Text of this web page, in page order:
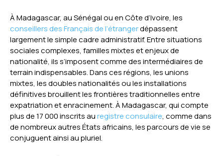
À Madagascar, au Sénégal ou en Côte d’Ivoire, les
conseillers des Français de l’étrangerdépassent
largement le simple cadre administratif. Entre situations
sociales complexes, familles mixtes et enjeux de
nationalité, ils s’imposent comme des intermédiaires de
terrain indispensables. Dans ces régions, les unions
mixtes, les doubles nationalités ou les installations
définitives brouillent les frontières traditionnelles entre
expatriation et enracinement. À Madagascar, qui compte
plus de 17 000 inscrits auregistre consulaire, comme dans
de nombreux autres États africains, les parcours de vie se
conjuguent ainsi au pluriel.